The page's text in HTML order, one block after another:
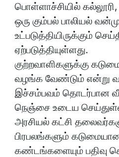
பொள்ளாச்சியில்
ஒரு கும்பல் பாலியல்
உட்படுத்தியிருக்கும்
ஏற்படுத்தியுள்ளது.
குற்றவாளிகளுக்கு
வழங்க வேண்டும் என்று
இச்சம்பவம் தொடர்பான
நெஞ்சை உடைய
அரசியல் கட்சி
பிரபலங்களும்
கண்டங்களையும் பதிவு